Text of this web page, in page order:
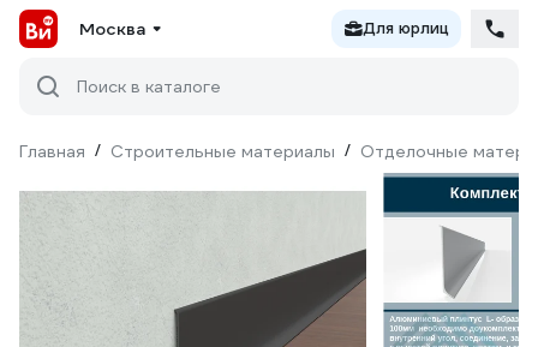
Москва Для юрлиц
Поиск в каталоге
Главная / Строительные материалы / Отделочные